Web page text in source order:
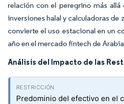
relación con el peregrino más
inversiones halal y calculadoras de
convierte el uso estacional en un
año en el mercado fintech de
Análisis del Impacto de las
Predominio del efectivo en el